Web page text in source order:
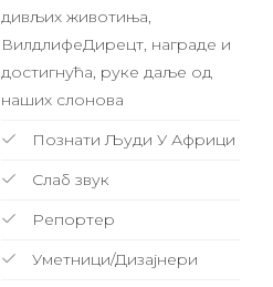
дивљих животиња,
ВилдлифеДирецт, награде и
достигнућа, руке даље од
наших слонова
Познати Људи У Африци
Слаб звук
Репортер
Уметници/Дизајнери